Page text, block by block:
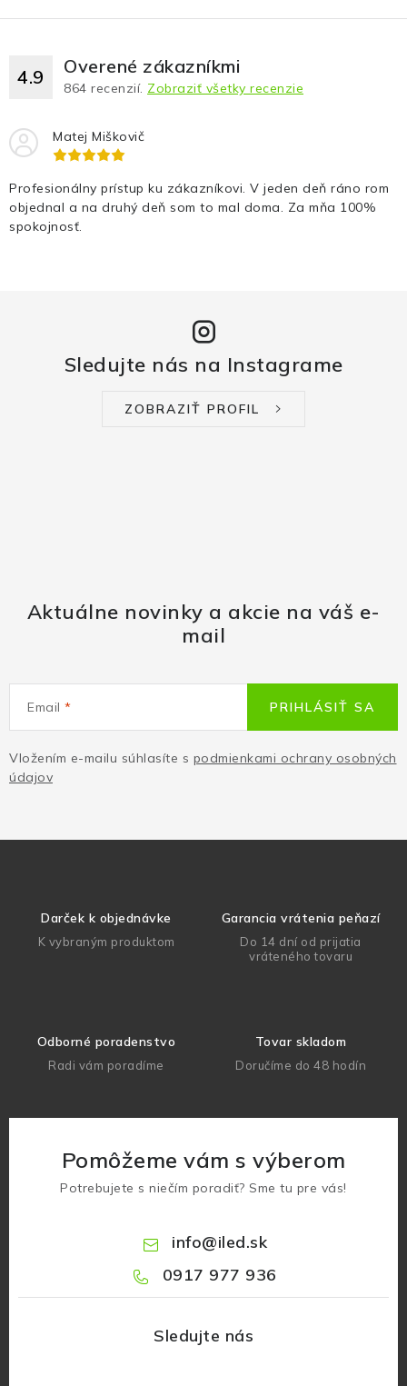
4.9 Overené zákazníkmi
864 recenzií. Zobraziť všetky recenzie
Matej Miškovič
Profesionálny prístup ku zákazníkovi. V jeden deň ráno rom
objednal a na druhý deň som to mal doma. Za mňa 100%
spokojnosť.
Sledujte nás na Instagrame
ZOBRAZIŤ PROFIL
Aktuálne novinky a akcie na váš e-
mail
Email
Vložením e-mailu súhlasíte s podmienkami ochrany osobných
údajov
PRIHLÁSIŤ SA
Darček k objednávke
K vybraným produktom
Garancia vrátenia peňazí
Do 14 dní od prijatia
vráteného tovaru
Odborné poradenstvo
Radi vám poradíme
Tovar skladom
Doručíme do 48 hodín
Pomôžeme vám s výberom
Potrebujete s niečím poradiť? Sme tu pre vás!
info@iled.sk
0917 977 936